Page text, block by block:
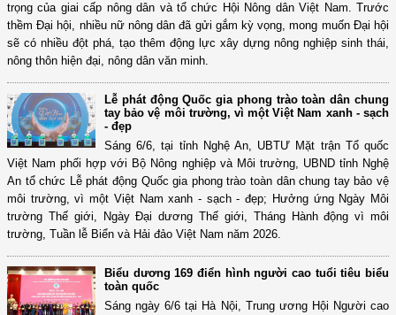
trọng của giai cấp nông dân và tổ chức Hội Nông dân Việt Nam. Trước
thềm Đại hội, nhiều nữ nông dân đã gửi gắm kỳ vọng, mong muốn Đại hội
sẽ có nhiều đột phá, tạo thêm động lực xây dựng nông nghiệp sinh thái,
nông thôn hiện đại, nông dân văn minh.
Lễ phát động Quốc gia phong trào toàn dân chung
tay bảo vệ môi trường, vì một Việt Nam xanh - sạch
- đẹp
Sáng 6/6, tại tỉnh Nghệ An, UBTƯ Mặt trận Tổ quốc
Việt Nam phối hợp với Bộ Nông nghiệp và Môi trường, UBND tỉnh Nghệ
An tổ chức Lễ phát động Quốc gia phong trào toàn dân chung tay bảo vệ
môi trường, vì một Việt Nam xanh - sạch - đẹp; Hưởng ứng Ngày Môi
trường Thế giới, Ngày Đại dương Thế giới, Tháng Hành động vì môi
trường, Tuần lễ Biển và Hải đảo Việt Nam năm 2026.
Biểu dương 169 điển hình người cao tuổi tiêu biểu
toàn quốc
Sáng ngày 6/6 tại Hà Nội, Trung ương Hội Người cao